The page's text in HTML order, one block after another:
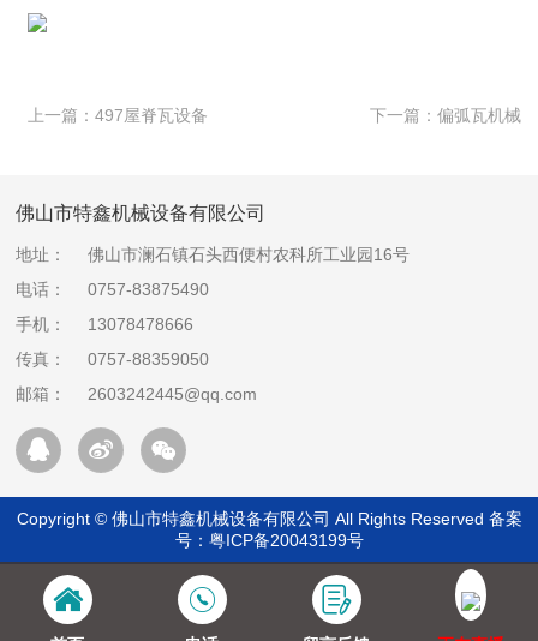
上一篇： 497屋脊瓦设备 下一篇： 偏弧瓦机械
佛山市特鑫机械设备有限公司
地址：
佛山市澜石镇石头西便村农科所工业园16号
电话：
0757-83875490
手机：
13078478666
传真：
0757-88359050
邮箱：
2603242445@qq.com
Copyright © 佛山市特鑫机械设备有限公司 All Rights Reserved 备案
号： 粤ICP备20043199号